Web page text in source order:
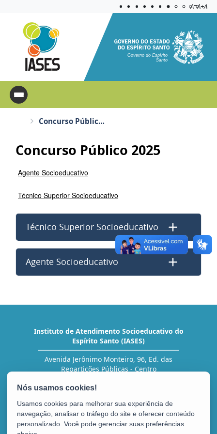
Aplicar
A=A+A-
Governo do Espírito
Santo
Concurso Público 2025
Concurso Público 2025
Agente Socioeducativo
Técnico Superior Socioeducativo
Técnico Superior Socioeducativo
Agente Socioeducativo
Instituto de Atendimento Socioeducativo do
Espírito Santo (IASES)
Avenida Jerônimo Monteiro, 96, Ed. das
Repartições Públicas - Centro
Tel.: (27) 3636-5454 (RH)
Usamos cookies para melhorar sua experiência de
navegação, analisar o tráfego do site e oferecer conteúdo
personalizado. Você pode gerenciar suas preferências